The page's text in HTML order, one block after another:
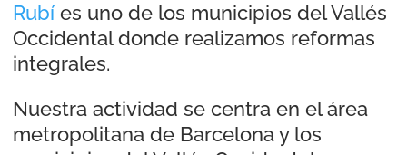
Rubí es uno de los municipios del Vallés
Occidental donde realizamos reformas
integrales.
Nuestra actividad se centra en el área
metropolitana de Barcelona y los